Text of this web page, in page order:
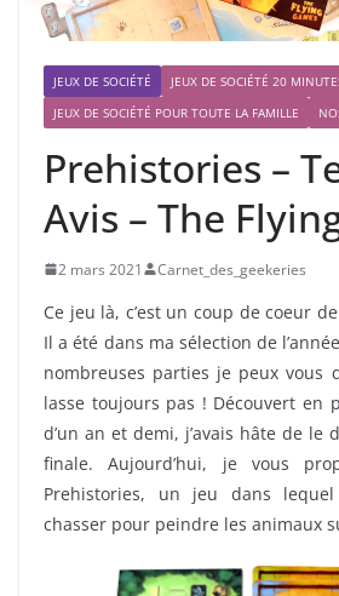
JEUX DE SOCIÉTÉ
JEUX DE SOCIÉTÉ 20
JEUX DE SOCIÉTÉ POUR TOUTE LA FAMILLE
Prehistories –
Avis – The
2 mars 2021 Carnet_des_geekeries
Ce jeu là, c’est un coup de coeur
Il a été dans ma sélection de
nombreuses parties je peux vous
lasse toujours pas ! Découvert en
d’un an et demi, j’avais hâte de le
finale. Aujourd’hui, je vous
Prehistories, un jeu dans
chasser pour peindre les animaux